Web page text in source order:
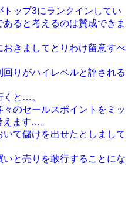
トップ3にランクインしてい
ると考えるのは賛成できま
きましてとりわけ留意すべ
りがハイレベルと評される
くと…。
のセールスポイントをミッ
えます…。
て儲けを出せたとしまして
と売りを敢行することにな